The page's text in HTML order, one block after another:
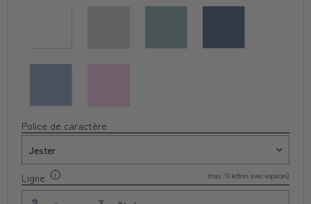
Police de caractère
Ligne (max. 10 lettres avec espaces)